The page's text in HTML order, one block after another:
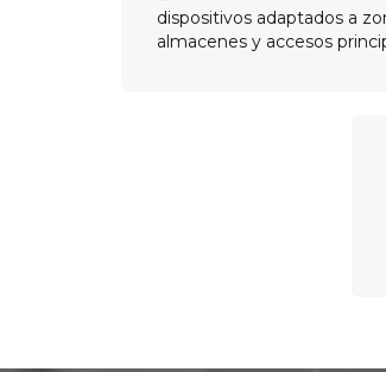
dispositivos adaptados a
almacenes y accesos